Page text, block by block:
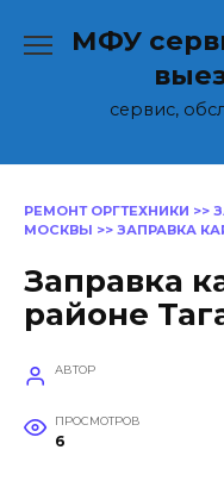
МФУ
сервис,
РЕМОНТ ОРГТЕХНИКИ >>
МОСКВЫ >> ЗАПРАВКА
Заправка
районе
АВТОР
ПРОСМОТРОВ
6